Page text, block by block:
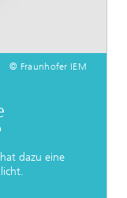
© Fraunhofer IEM
dazu eine